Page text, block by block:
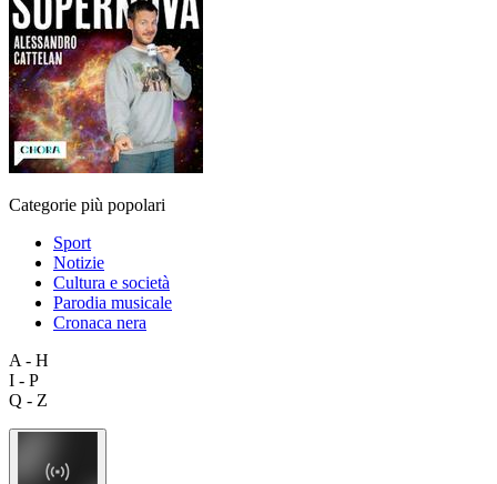
Categorie più popolari
Sport
Notizie
Cultura e società
Parodia musicale
Cronaca nera
A - H
I - P
Q - Z